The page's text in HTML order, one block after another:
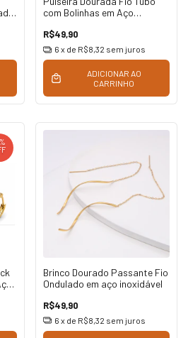
com Bolinhas em Aço
R$49,90
6 x de R$8,32 sem juros
ADICIONAR AO
CARRINHO
%
Brinco Dourado Passante Fio
Ondulado em aço inoxidável
R$49,90
6 x de R$8,32 sem juros